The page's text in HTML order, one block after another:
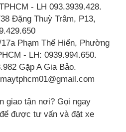
- LH 093.3939.428.
38 Đặng Thuỳ Trâm, P13,
17a Phạm Thế Hiển, Phường
- LH: 0939.994.650.
Gặp A Gia Bảo.
giao tận nơi? Gọi ngay
được tư vấn và đặt xe